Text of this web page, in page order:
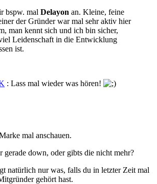
bspw. mal Delayon an. Kleine, feine
der Gründer war mal sehr aktiv hier
man kennt sich und ich bin sicher,
Leidenschaft in die Entwicklung
ist.
: Lass mal wieder was hören!
mal anschauen.
gerade down, oder gibts die nicht mehr?
natürlich nur was, falls du in letzter Zeit mal
gehört hast.